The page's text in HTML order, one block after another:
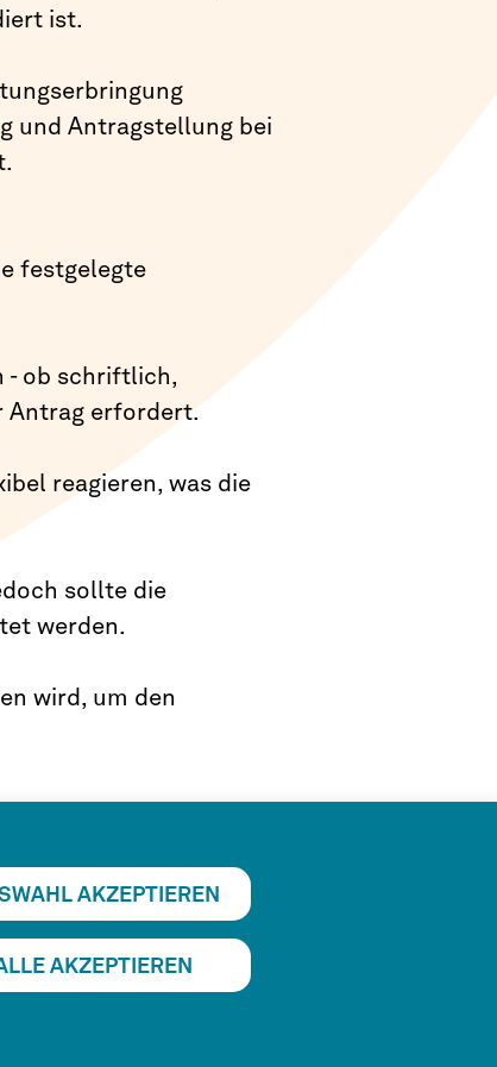
AKZEPTIEREN
AKZEPTIEREN
ist.
und Antragstellung bei
festgelegte
- ob schriftlich,
Antrag erfordert.
reagieren, was die
sollte die
werden.
wird, um den